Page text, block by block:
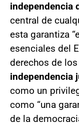
independencia
central de
esta garantiza
esenciales del
derechos de
independencia
como un
como “una
de la